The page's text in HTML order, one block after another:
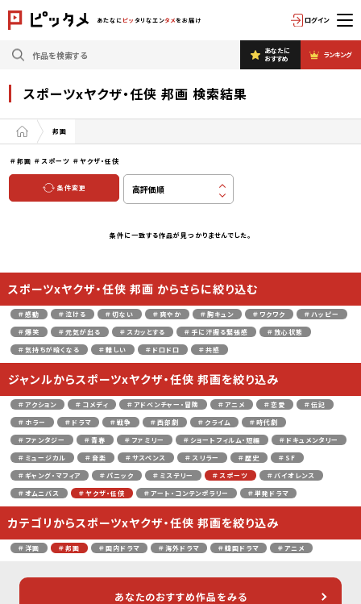
あたなに ピッ タリなエンタメをお届け ログイン
あなたに
おすすめ
ランキング
スポーツxヤクザ・任侠 邦画 検索結果
邦画
＃邦画 ＃スポーツ ＃ヤクザ・任侠
条件変更
条件に一致する作品が見つかりませんでした。
スポーツxヤクザ・任侠 邦画 からさらに絞り込む
＃感動 ＃泣ける ＃切ない ＃爽やか ＃胸キュン ＃ワクワク
＃ハッピー
＃爆笑
＃元気が出る ＃スカッとする ＃手に汗握る緊張感
＃放心状態
＃気持ちが暗くなる
＃難しい ＃ドロドロ ＃共感
ジャンルからスポーツxヤクザ・任侠 邦画を絞り込み
＃アクション ＃コメディ ＃アドベンチャー・冒険 ＃アニメ ＃恋愛
＃伝記
＃ホラー
＃ドラマ ＃戦争 ＃西部劇 ＃クライム
＃時代劇
＃ファンタジー
＃青春 ＃ファミリー ＃ショートフィルム・短編
＃ドキュメンタリー
＃ミュージカル
＃音楽 ＃サスペンス ＃スリラー ＃歴史
＃SF
＃ギャング・マフィア
＃パニック ＃ミステリー ＃スポーツ
＃バイオレンス
＃オムニバス
＃ヤクザ・任侠 ＃アート・コンテンポラリー ＃単発ドラマ
カテゴリからスポーツxヤクザ・任侠 邦画を絞り込み
＃洋画 ＃邦画 ＃国内ドラマ ＃海外ドラマ ＃韓国ドラマ ＃アニメ
あなたのおすすめ作品をみる